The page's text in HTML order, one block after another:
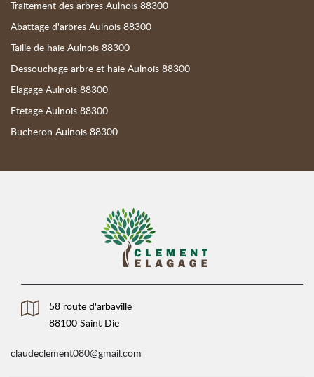
Traitement des arbres Aulnois 88300
Abattage d'arbres Aulnois 88300
Taille de haie Aulnois 88300
Dessouchage arbre et haie Aulnois 88300
Elagage Aulnois 88300
Etetage Aulnois 88300
Bucheron Aulnois 88300
58 route d'arbaville
88100 Saint Die
claudeclement080@gmail.com